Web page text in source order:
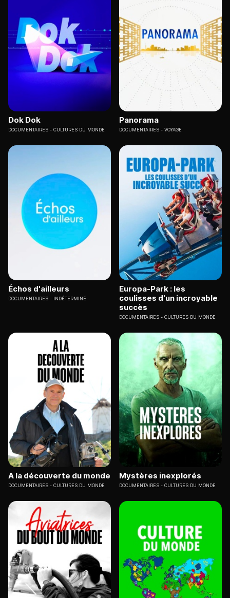
Dok Dok
DOCUMENTAIRES CULTURES DU MONDE
Panorama
DOCUMENTAIRES VOYAGE
Échos d'ailleurs
DOCUMENTAIRES INDÉTERMINÉ
Europa-Park : les
coulisses d'un incroyable
succès
DOCUMENTAIRES CULTURES DU MONDE
A la découverte du monde
DOCUMENTAIRES CULTURES DU MONDE
Mystères inexplorés
DOCUMENTAIRES CULTURES DU MONDE